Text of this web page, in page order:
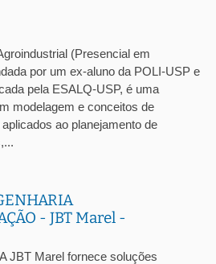
(Presencial em
por um ex-aluno da POLI-USP e
pela ESALQ-USP, é uma
modelagem e conceitos de
ao planejamento de
- JBT Marel -
JBT Marel fornece soluções